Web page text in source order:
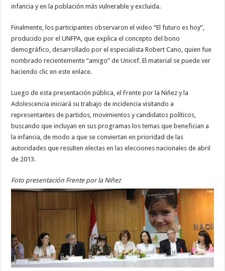
infancia y en la población más vulnerable y excluida.
Finalmente, los participantes observaron el video “El futuro es hoy”,
producido por el UNFPA, que explica el concepto del bono
demográfico, desarrollado por el especialista Robert Cano, quien fue
nombrado recientemente “amigo” de Unicef. El material se puede ver
haciendo clic en este enlace.
Luego de esta presentación pública, el Frente por la Niñez y la
Adolescencia iniciará su trabajo de incidencia visitando a
representantes de partidos, movimientos y candidatos políticos,
buscando que incluyan en sus programas los temas que benefician a
la infancia, de modo a que se conviertan en prioridad de las
autoridades que resulten electas en las elecciones nacionales de abril
de 2013.
Foto presentación Frente por la Niñez